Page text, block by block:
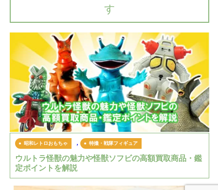
す
昭和レトロおもちゃ , 特撮・戦隊フィギュア
ウルトラ怪獣の魅力や怪獣ソフビの高額買取商品・鑑
定ポイントを解説